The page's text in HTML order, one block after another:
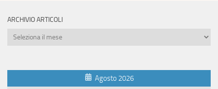
ARCHIVIO ARTICOLI
Archivio
Agosto 2026